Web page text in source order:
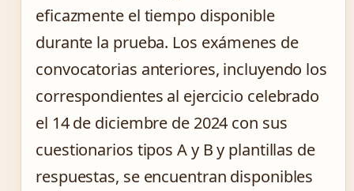
eficazmente el tiempo disponible
durante la prueba. Los exámenes de
convocatorias anteriores, incluyendo los
correspondientes al ejercicio celebrado
el 14 de diciembre de 2024 con sus
cuestionarios tipos A y B y plantillas de
respuestas, se encuentran disponibles